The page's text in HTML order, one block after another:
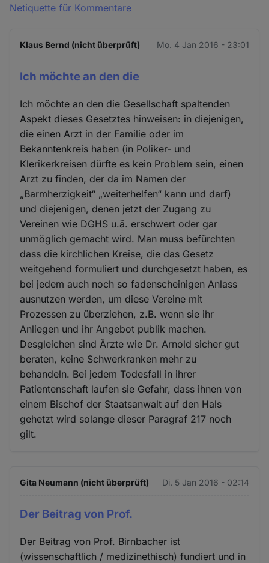
Netiquette für Kommentare
Klaus Bernd (nicht überprüft) Mo. 4 Jan 2016 - 23:01
Ich möchte an den die
Ich möchte an den die Gesellschaft spaltenden
Aspekt dieses Gesetztes hinweisen: in diejenigen,
die einen Arzt in der Familie oder im
Bekanntenkreis haben (in Poliker- und
Klerikerkreisen dürfte es kein Problem sein, einen
Arzt zu finden, der da im Namen der
„Barmherzigkeit“ „weiterhelfen“ kann und darf)
und diejenigen, denen jetzt der Zugang zu
Vereinen wie DGHS u.ä. erschwert oder gar
unmöglich gemacht wird. Man muss befürchten
dass die kirchlichen Kreise, die das Gesetz
weitgehend formuliert und durchgesetzt haben, es
bei jedem auch noch so fadenscheinigen Anlass
ausnutzen werden, um diese Vereine mit
Prozessen zu überziehen, z.B. wenn sie ihr
Anliegen und ihr Angebot publik machen.
Desgleichen sind Ärzte wie Dr. Arnold sicher gut
beraten, keine Schwerkranken mehr zu
behandeln. Bei jedem Todesfall in ihrer
Patientenschaft laufen sie Gefahr, dass ihnen von
einem Bischof der Staatsanwalt auf den Hals
gehetzt wird solange dieser Paragraf 217 noch
gilt.
Gita Neumann (nicht überprüft) Di. 5 Jan 2016 - 02:14
Der Beitrag von Prof.
Der Beitrag von Prof. Birnbacher ist
(wissenschaftlich / medizinethisch) fundiert und in